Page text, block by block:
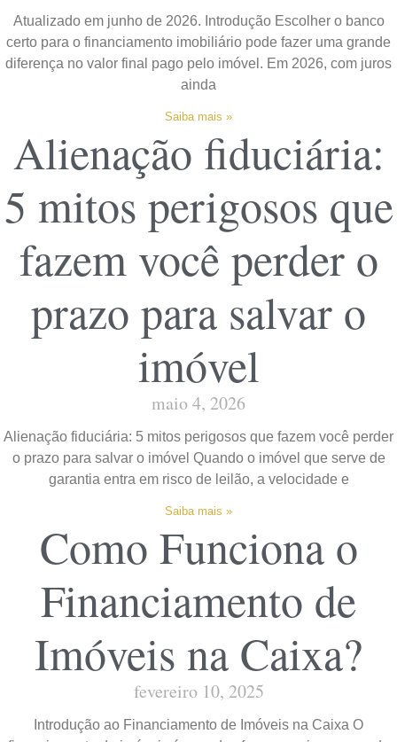
Atualizado em junho de 2026. Introdução Escolher o banco
certo para o financiamento imobiliário pode fazer uma grande
diferença no valor final pago pelo imóvel. Em 2026, com juros
ainda
Saiba mais »
Alienação fiduciária:
5 mitos perigosos que
fazem você perder o
prazo para salvar o
imóvel
maio 4, 2026
Alienação fiduciária: 5 mitos perigosos que fazem você perder
o prazo para salvar o imóvel Quando o imóvel que serve de
garantia entra em risco de leilão, a velocidade e
Saiba mais »
Como Funciona o
Financiamento de
Imóveis na Caixa?
fevereiro 10, 2025
Introdução ao Financiamento de Imóveis na Caixa O